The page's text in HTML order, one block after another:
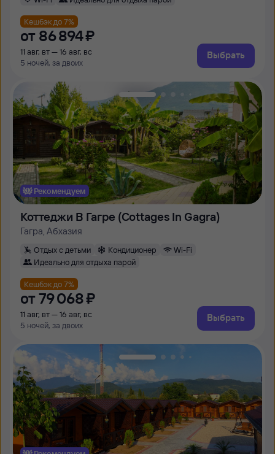
Кешбэк до 7%
от 86 ⁠894 ⁠₽
11 авг, вт — 16 авг, вс
5 ночей, за двоих
Выбрать
Рекомендуем
Коттеджи В Гагре (Cottages In Gagra)
Гагра, Абхазия
Отдых с детьми Кондиционер
Wi-Fi
Идеально для отдыха парой
Кешбэк до 7%
от 79 ⁠068 ⁠₽
11 авг, вт — 16 авг, вс
5 ночей, за двоих
Выбрать